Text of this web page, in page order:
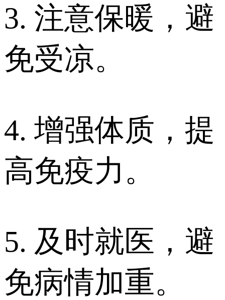
3. 注意保暖，避
免受凉。
4. 增强体质，提
高免疫力。
5. 及时就医，避
免病情加重。